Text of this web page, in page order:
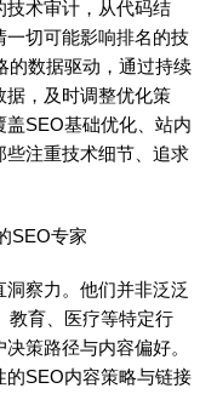
技术审计，从代码结
切可能影响排名的技
的数据驱动，通过持续
据，及时调整优化策
SEO基础优化、站内
注重技术细节、追求
SEO专家
察力。他们并非泛泛
教育、医疗等特定行
策路径与内容偏好。
的SEO内容策略与链接